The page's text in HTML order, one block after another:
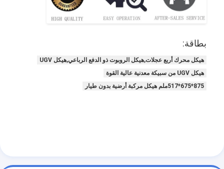
بطاقة:
هيكل محرك أربع عجلات,هيكل الروبوت ذو الدفع الرباعي,هيكل UGV
هيكل UGV من سبيكة معدنية عالية القوة
875*675*517ملم هيكل مركبة أرضية بدون طيار